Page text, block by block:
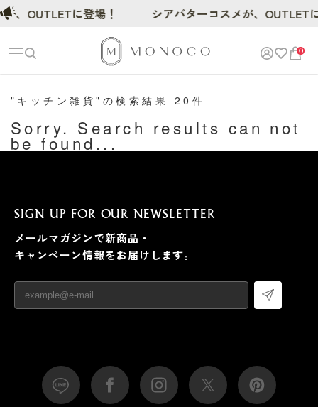
0
"キッチン雑貨"の検索結果 20件
Sorry. Search results can not
be found...
、OUTLETに登場！ シアバターコスメが、OUTLET
SIGN UP FOR OUR NEWSLETTER
メールマガジンで新商品・
キャンペーン情報をお届けします。